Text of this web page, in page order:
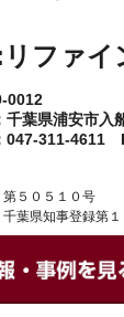
ファイ
0012
千葉県浦安市入
047-311-4611
５０５１０号
葉県知事登録第